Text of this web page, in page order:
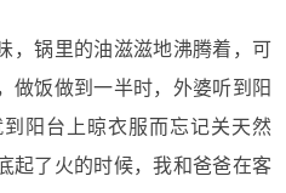
，锅里的油滋滋地沸腾着，可
做饭做到一半时，外婆听到阳
阳台上晾衣服而忘记关天然
起了火的时候，我和爸爸在客